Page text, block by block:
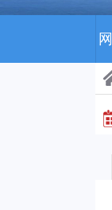
川藏医保影像